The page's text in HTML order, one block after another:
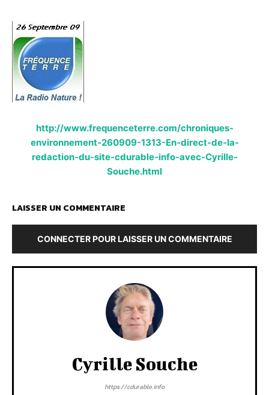
http://www.frequenceterre.com/chroniques-
environnement-260909-1313-En-direct-de-la-
redaction-du-site-cdurable-info-avec-Cyrille-
Souche.html
LAISSER UN COMMENTAIRE
CONNECTER POUR LAISSER UN COMMENTAIRE
Cyrille Souche
https://cdurable.info